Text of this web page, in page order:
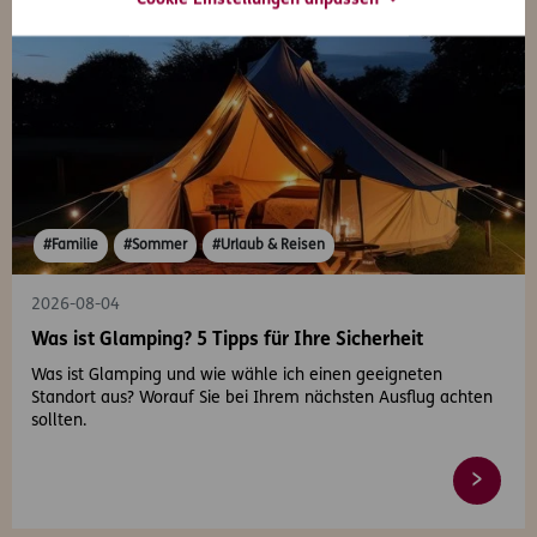
#Familie #Sommer #Urlaub & Reisen
2026-08-04
Was ist Glamping? 5 Tipps für Ihre Sicherheit
Was ist Glamping und wie wähle ich einen geeigneten
Standort aus? Worauf Sie bei Ihrem nächsten Ausflug achten
sollten.